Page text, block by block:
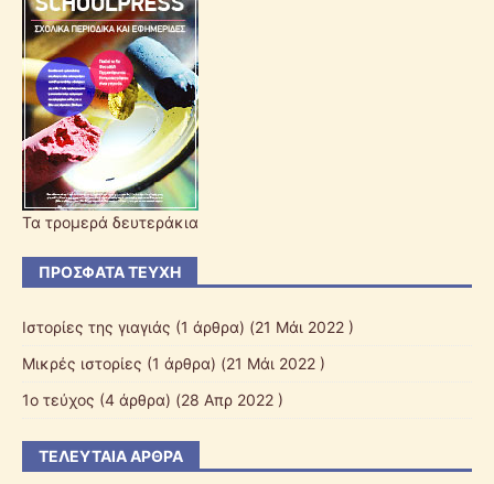
Τα τρομερά δευτεράκια
ΠΡΌΣΦΑΤΑ ΤΕΎΧΗ
Ιστορίες της γιαγιάς (1 άρθρα) (21 Μάι 2022 )
Μικρές ιστορίες (1 άρθρα) (21 Μάι 2022 )
1ο τεύχος (4 άρθρα) (28 Απρ 2022 )
ΤΕΛΕΥΤΑΊΑ ΆΡΘΡΑ